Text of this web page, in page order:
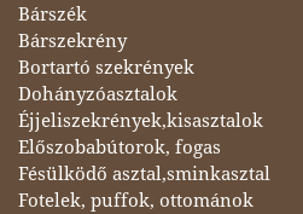
Bárszék
Bárszekrény
Bortartó szekrények
Dohányzóasztalok
Éjjeliszekrények,kisasztalok
Előszobabútorok, fogas
Fésülködő asztal,sminkasztal
Fotelek, puffok, ottománok